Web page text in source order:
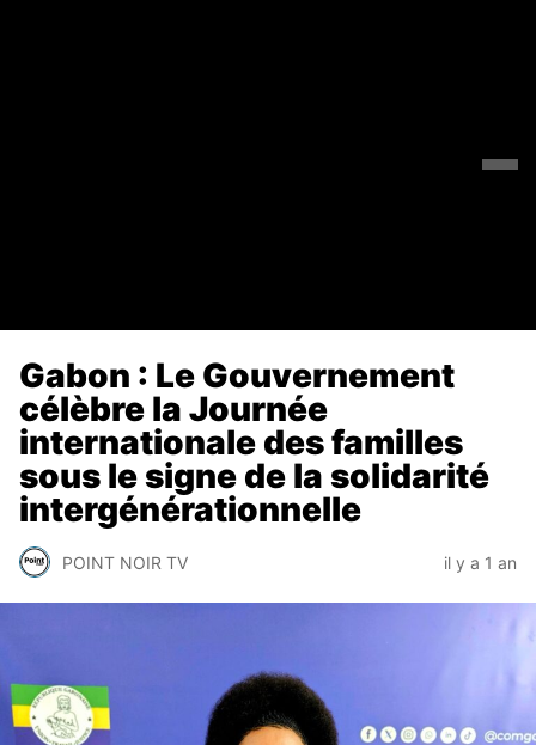
Gabon : Le Gouvernement
célèbre la Journée
internationale des familles
sous le signe de la solidarité
intergénérationnelle
POINT NOIR TV il y a 1 an